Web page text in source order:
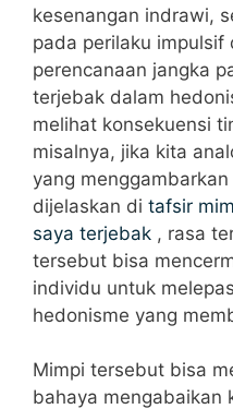
kesenangan indrawi,
pada perilaku impulsif
perencanaan jangka
terjebak dalam
melihat konsekuensi
misalnya, jika kita
yang
dijelaskan di tafsir
saya terjebak , rasa
tersebut bisa
individu untuk
hedonisme yang
Mimpi tersebut bisa
bahaya mengabaikan